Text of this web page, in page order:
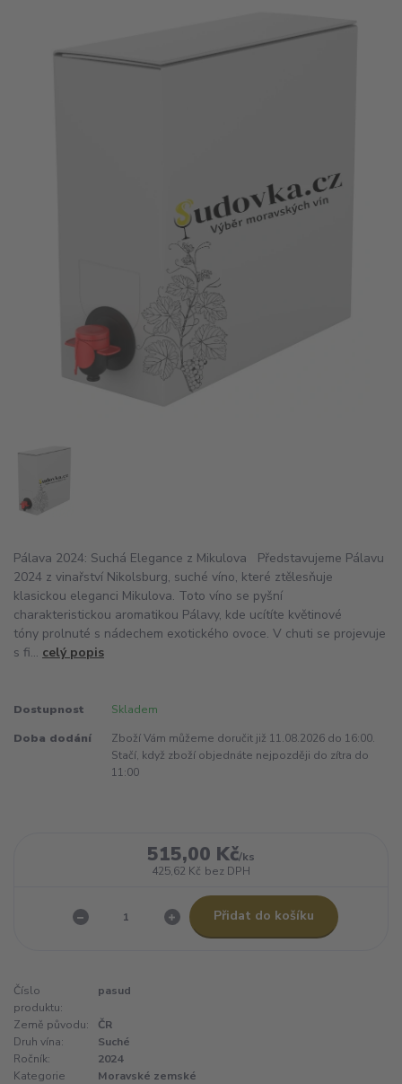
Pálava 2024: Suchá Elegance z Mikulova Představujeme Pálavu
2024 z vinařství Nikolsburg, suché víno, které ztělesňuje
klasickou eleganci Mikulova. Toto víno se pyšní
charakteristickou aromatikou Pálavy, kde ucítíte květinové
tóny prolnuté s nádechem exotického ovoce. V chuti se projevuje
s fi... celý popis
Dostupnost Skladem
Doba dodání
Zboží Vám můžeme doručit již 11.08.2026 do 16:00.
Stačí, když zboží objednáte nejpozději do zítra do
11:00
515,00 Kč/ks
425,62 Kč bez DPH
Přidat do košíku
Číslo
produktu:
pasud
Země původu:
ČR
Druh vína:
Suché
Ročník:
2024
Kategorie
Moravské zemské